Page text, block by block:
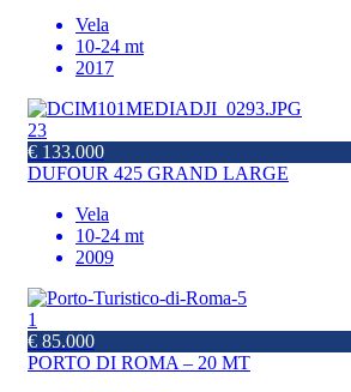
Vela
10-24 mt
2017
23
€ 133.000
DUFOUR 425 GRAND LARGE
Vela
10-24 mt
2009
1
€ 85.000
PORTO DI ROMA – 20 MT